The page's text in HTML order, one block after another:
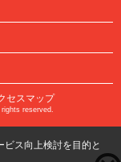
セスマップ
rights reserved.
ス向上検討を目的と